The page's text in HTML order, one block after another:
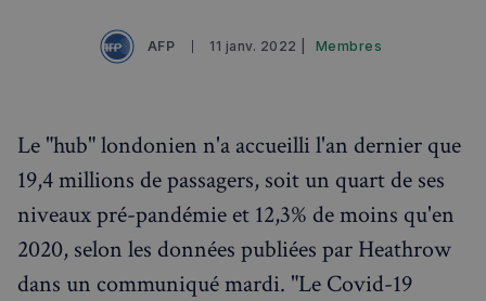
AFP 11 janv. 2022 | Membres
Le "hub" londonien n'a accueilli l'an dernier que
19,4 millions de passagers, soit un quart de ses
niveaux pré-pandémie et 12,3% de moins qu'en
2020, selon les données publiées par Heathrow
dans un communiqué mardi. "Le Covid-19